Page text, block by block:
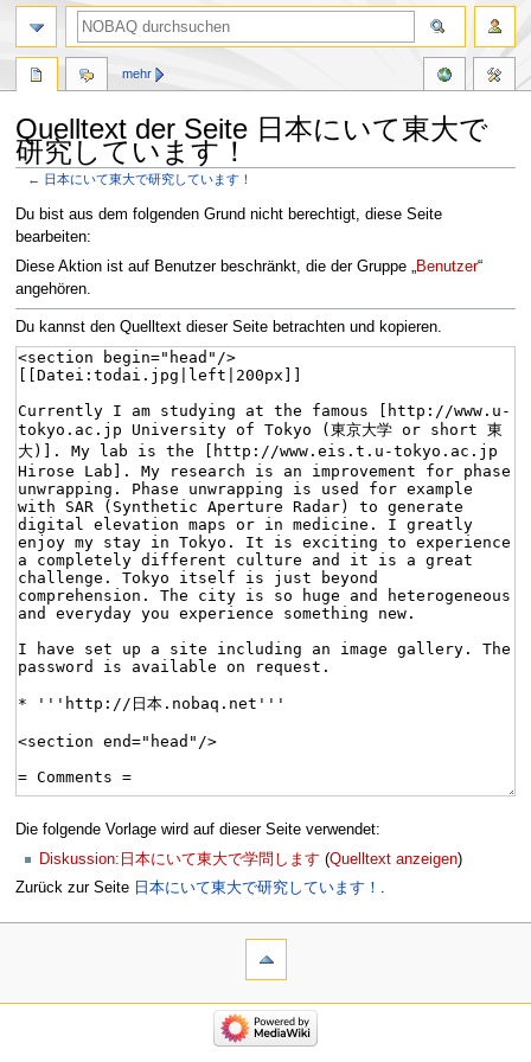
Quelltext der Seite 日本にいて東大で
研究しています！
← 日本にいて東大で研究しています！
Zur
Navigation
springen
Zur
Suche
springen
Du bist aus dem folgenden Grund nicht berechtigt, diese Seite
bearbeiten:
Diese Aktion ist auf Benutzer beschränkt, die der Gruppe „Benutzer“
angehören.
Du kannst den Quelltext dieser Seite betrachten und kopieren.
Die folgende Vorlage wird auf dieser Seite verwendet:
Diskussion:日本にいて東大で学問します (Quelltext anzeigen)
Zurück zur Seite 日本にいて東大で研究しています！ .
mehr